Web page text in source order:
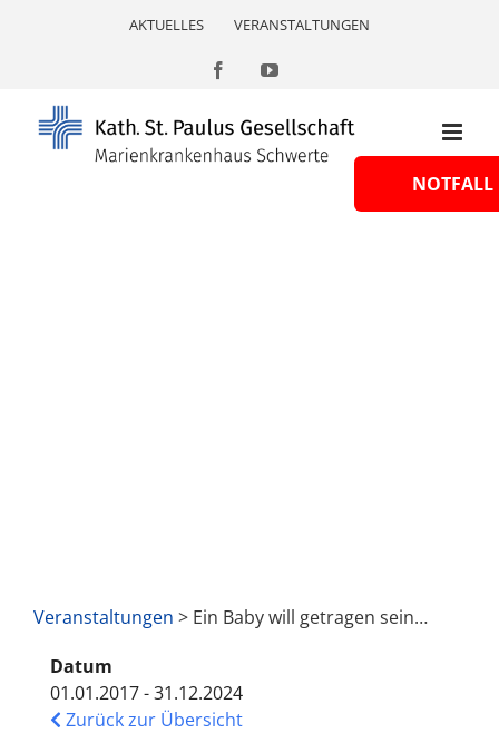
AKTUELLES VERANSTALTUNGEN
FacebookYouTube
Veranstaltungen > Ein Baby will getragen sein…
Datum
01.01.2017 - 31.12.2024
Zurück zur Übersicht
NOTFALL